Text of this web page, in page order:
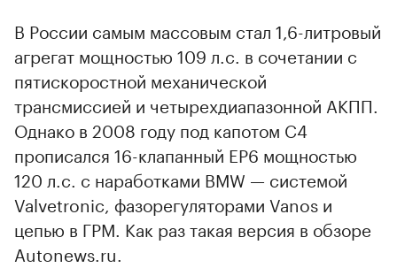
В России самым массовым стал 1,6-литровый
агрегат мощностью 109 л.с. в сочетании с
пятискоростной механической
трансмиссией и четырехдиапазонной АКПП.
Однако в 2008 году под капотом С4
прописался 16-клапанный EP6 мощностью
120 л.с. с наработками BMW — системой
Valvetronic, фазорегуляторами Vanos и
цепью в ГРМ. Как раз такая версия в обзоре
Autonews.ru.